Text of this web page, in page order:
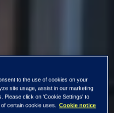
to the use of cookies on your
site usage, assist in our marketing
Please click on 'Cookie Settings' to
certain cookie uses. Cookie notice